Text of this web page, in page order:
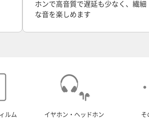
ホンで高音質で遅延も少なく、繊細
な音を楽しめます
ルム イヤホン・ヘッドホン そ